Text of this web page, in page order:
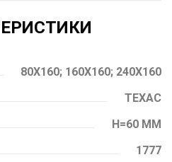
80Х160; 160Х160; 240Х160
ТЕХАС
H=60 ММ
1777